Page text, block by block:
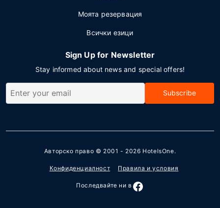
Моята резервация
Всички езици
Sign Up for Newsletter
Stay informed about news and special offers!
Subscribe
Авторско право © 2001 - 2026 HotelsOne.
Конфиденциалност Правила и условия
Последвайте ни в